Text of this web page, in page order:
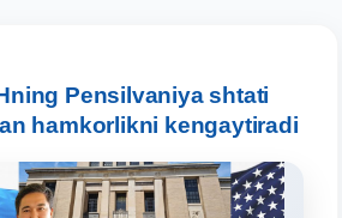
Pensilvaniya shtati
hamkorlikni kengaytiradi